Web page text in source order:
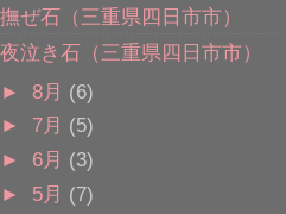
撫ぜ石（三重県四日市市）
夜泣き石（三重県四日市市）
► 8月 (6)
► 7月 (5)
► 6月 (3)
► 5月 (7)